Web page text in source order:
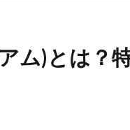
ム)とは？